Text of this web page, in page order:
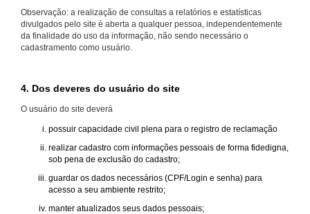
Observação: a realização de consultas a relatórios e estatísticas
divulgados pelo site é aberta a qualquer pessoa, independentemente
da finalidade do uso da informação, não sendo necessário o
cadastramento como usuário.
4. Dos deveres do usuário do site
O usuário do site deverá
possuir capacidade civil plena para o registro de reclamação
realizar cadastro com informações pessoais de forma fidedigna,
sob pena de exclusão do cadastro;
guardar os dados necessários (CPF/Login e senha) para
acesso a seu ambiente restrito;
manter atualizados seus dados pessoais;